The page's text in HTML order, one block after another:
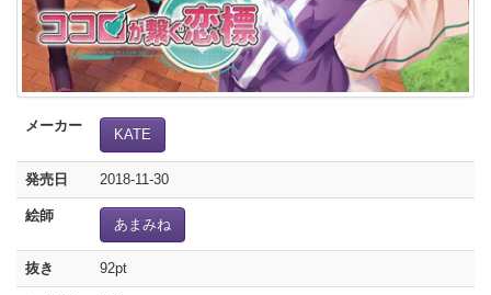
メーカー
KATE
発売日 2018-11-30
絵師
あまみね
抜き 92pt